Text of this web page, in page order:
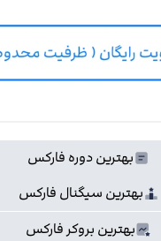
بهترین دوره فارکس
بهترین سیگنال فارکس
بهترین بروکر فارکس